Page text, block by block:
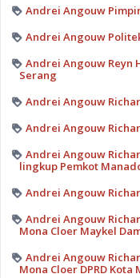
Andrei Angouw
Andrei Angouw
Andrei Angouw Reyn
Serang
Andrei Angouw
Andrei Angouw
Andrei Angouw
lingkup Pemkot
Andrei Angouw
Andrei Angouw
Mona Cloer Maykel
Andrei Angouw
Mona Cloer DPRD Kota